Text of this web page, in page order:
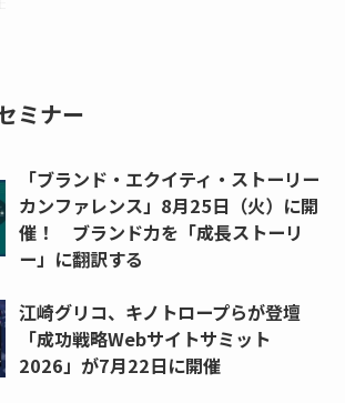
ミナー
「ブランド・エクイティ・ストーリー
カンファレンス」8月25日（火）に開
催！ ブランド力を「成長ストーリ
ー」に翻訳する
江崎グリコ、キノトロープらが登壇
「成功戦略Webサイトサミット
2026」が7月22日に開催